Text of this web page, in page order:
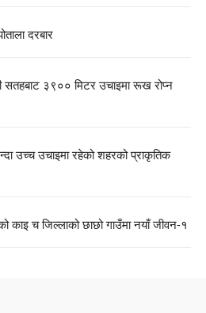
दरबार
३९०० मिटर उचाइमा रूख रोप्न
उच्च उचाइमा रहेको शहरको प्राकृतिक
च जिल्लाको छाछो गाउँमा नयाँ जीवन-१